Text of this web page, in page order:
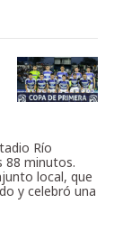
Río
88 minutos.
local, que
y celebró una